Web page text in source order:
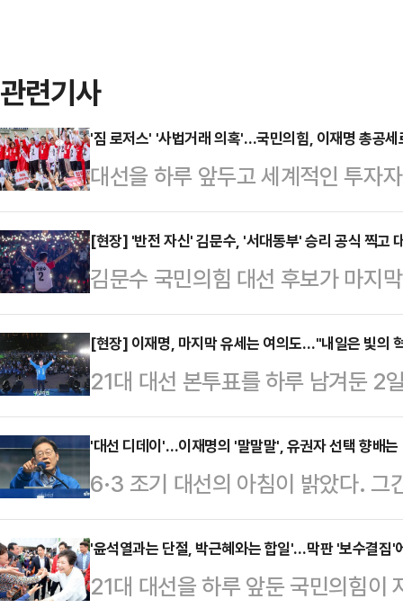
관련기사
'짐 로저스' '사법거래 의혹'…국민의힘, 이재명 총공세
대선을 하루 앞두고 세계적인 투자
후보 지지 진위 논란과 이 후보의
를 부각하는데 화력을 최대치로 집
관련 논란 등이 다수 벌어지면서 중
졌다 보고 이들을 최대한 투표장으
의힘은 2일 짐 로저스의 이 후보 지
짓말 선동'이라고 맹폭했다.김용태
중앙선거대책위원…
[현장] '반전 자신' 김문수, '서대동부' 승리 공식 찍고
김문수 국민의힘 대선 후보가 마지
한 '서대동부' 전략을 다시금 꺼내
시장을 시작으로 부산역·동대구역·
데 이어 공식 선거 운동이 종료되는
을 찾아 청년들과 스킨십을 이어가
보는 2일 제주도 동문시장에서 대
자리에서는 제주도를 배경으로 한
관식'을 떠올리…
[현장] 이재명, 마지막 유세는 여의도…"내일은 빛의
21대 대선 본투표를 하루 남겨둔 2
지막 유세 장소로 택한 여의도광장
있었다. 이재명 후보는 해당 일정에
과 성남 지역 스케줄을 소화하고
상계엄이 선포된 곳이자, 국민과 계
다.이재명 후보는 이날 피날레 유세
6개월이 되는 날이다. 내일은 대한
'대선 디데이'…이재명의 '말말말', 유권자 선택 향배는
6·3 조기 대선의 아침이 밝았다. 그
를 달리던 이재명 더불어민주당 후
한 이재명 후보의 입장도 함께 조명
본선 당일 유권자 표심에 미칠 영향
'윤석열과는 단절, 박근혜와는 합일'…막판 '보수결집'
21대 대선을 하루 앞둔 국민의힘이